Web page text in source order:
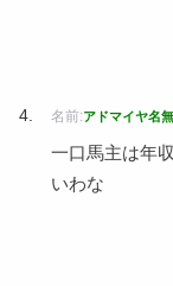
名前:アドマイヤ名
一口馬主は年
いわな